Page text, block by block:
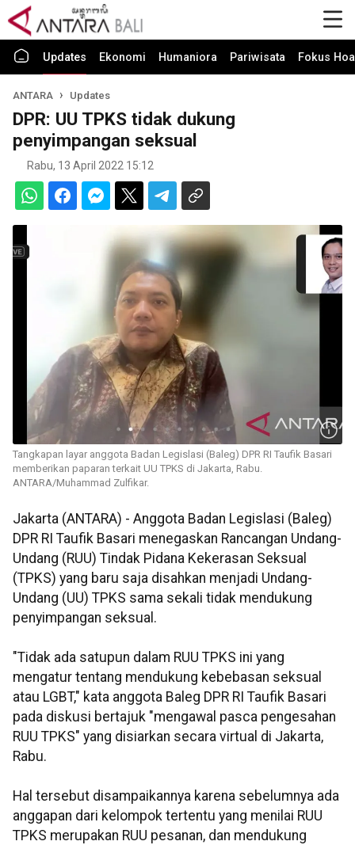
Updates Ekonomi Humaniora Pariwisata Fokus
ANTARA Updates
DPR: UU TPKS tidak dukung
penyimpangan seksual
Rabu, 13 April 2022 15:12
Tangkapan layar anggota Badan Legislasi (Baleg) DPR RI Taufik Basari
memberikan paparan terkait UU TPKS di Jakarta, Rabu.
ANTARA/Muhammad Zulfikar.
Jakarta (ANTARA) - Anggota Badan Legislasi (Baleg)
DPR RI Taufik Basari menegaskan Rancangan Undang-
Undang (RUU) Tindak Pidana Kekerasan Seksual
(TPKS) yang baru saja disahkan menjadi Undang-
Undang (UU) TPKS sama sekali tidak mendukung
penyimpangan seksual.
"Tidak ada satupun dalam RUU TPKS ini yang
mengatur tentang mendukung kebebasan seksual
atau LGBT," kata anggota Baleg DPR RI Taufik Basari
pada diskusi bertajuk "mengawal pasca pengesahan
RUU TPKS" yang disiarkan secara virtual di Jakarta,
Rabu.
Hal tersebut disampaikannya karena sebelumnya ada
anggapan dari kelompok tertentu yang menilai RUU
TPKS merupakan RUU pesanan, dan mendukung